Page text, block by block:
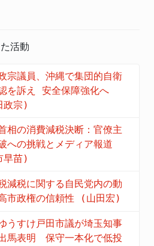
活動
宗議員、沖縄で集団的自衛
を訴え 安全保障強化へ
政宗)
相の消費減税決断：官僚主
への挑戦とメディア報道
早苗)
減税に関する自民党内の動
市政権の信頼性 (山田宏)
うすけ戸田市議が埼玉知事
馬表明 保守一本化で低投